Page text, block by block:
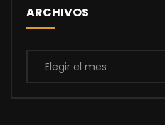
ARCHIVOS
Archivos